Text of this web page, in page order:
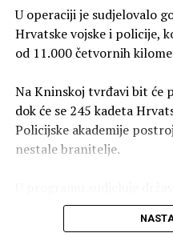
U operaciji je sudjelovalo
Hrvatske vojske i policije,
od 11.000 četvornih
Na Kninskoj tvrđavi bit će
dok će se 245 kadeta
Policijske akademije
nestale branitelje.
prikazi sposobnosti
program Hrvatskog